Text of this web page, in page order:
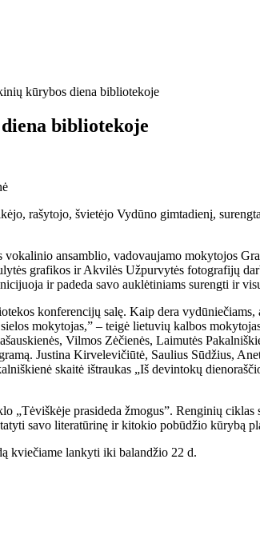
kūrybos diena bibliotekoje
bibliotekoje
rašytojo, švietėjo Vydūno gimtadienį,
ansamblio, vadovaujamo mokytojos
grafikos ir Akvilės Užpurvytės fotografijų
ir padeda savo auklėtiniams surengti ir
konferencijų salę. Kaip dera
mokytojas,” – teigė lietuvių kalbos
Vilmos Zėčienės, Laimutės
Justina Kirvelevičiūtė, Saulius Sūdžius,
skaitė ištraukas „Iš devintokų
prasideda žmogus”. Renginių
savo literatūrinę ir kitokio pobūdžio kūrybą
kviečiame lankyti iki balandžio 22 d.